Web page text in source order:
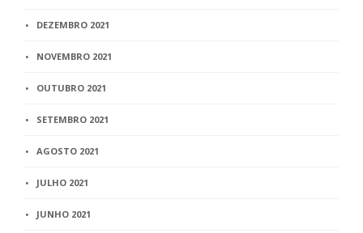
DEZEMBRO 2021
NOVEMBRO 2021
OUTUBRO 2021
SETEMBRO 2021
AGOSTO 2021
JULHO 2021
JUNHO 2021